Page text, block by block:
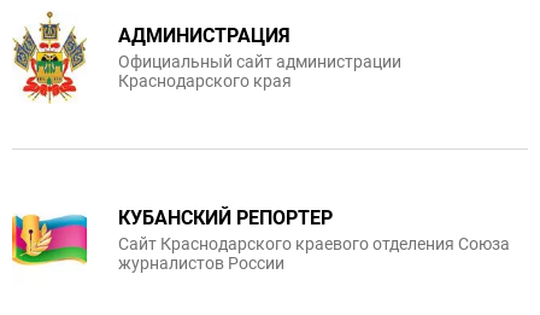
АДМИНИСТРАЦИЯ
Официальный сайт администрации
Краснодарского края
КУБАНСКИЙ РЕПОРТЕР
Сайт Краснодарского краевого отделения Союза
журналистов России